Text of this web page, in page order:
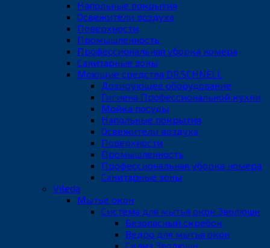
Напольные покрытия
Освежители воздуха
Поверхности
Промышленность
Профессиональная уборка номера
Санитарные зоны
Моющие средства DR.SCHNELL
Дозирующее оборудование
Гигиена Профессиональной кухни
Мойка посуды
Напольные покрытия
Освежители воздуха
Поверхности
Промышленность
Профессиональная уборка номера
Санитарные зоны
Vileda
Мытьё окон
Система для мытья окон Эволюшн
Безопасный скребок
Ведро для мытья окон
Склиз Эволюшн